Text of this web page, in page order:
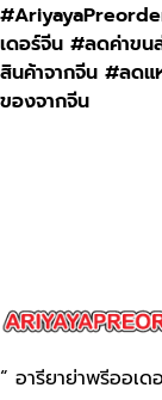
เดอร์จีน #ลดค่าข
สินค้าจากจีน #ลด
ของจากจีน
“ อารียาย่าพรีออเด